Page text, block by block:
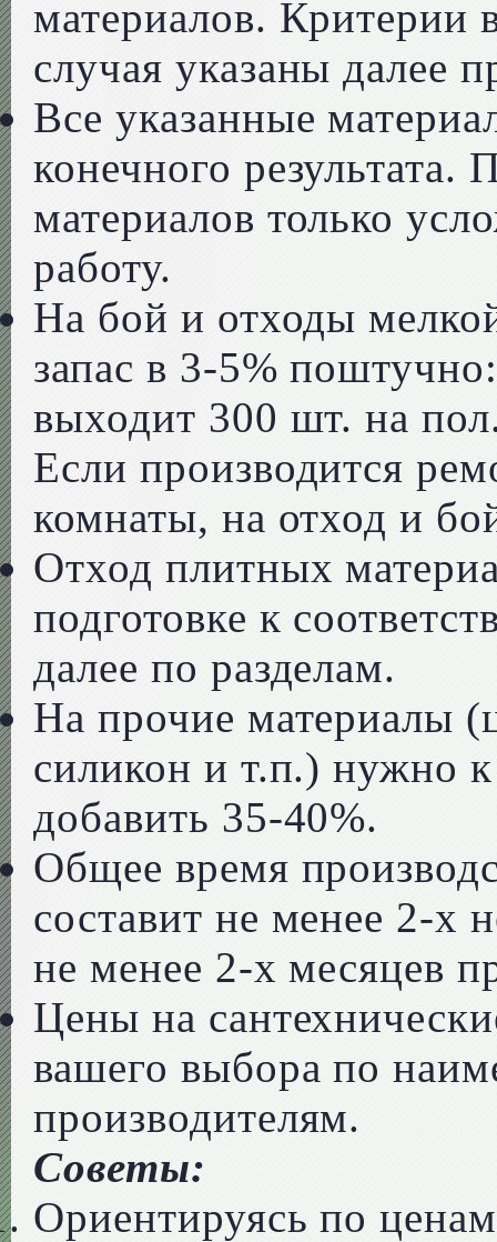
материалов. Критерии
случая указаны далее
Все указанные
конечного
материалов только
работу.
На бой и отходы
запас в 3-5%
выходит 300 шт. на
Если производится
комнаты, на отход и
Отход плитных
подготовке к
далее по разделам.
На прочие материалы
силикон и т.п.) нужно
добавить 35-40%.
Общее время
составит не менее 2-х
не менее 2-х месяцев
Цены на
вашего выбора по
производителям.
Советы:
Ориентируясь по